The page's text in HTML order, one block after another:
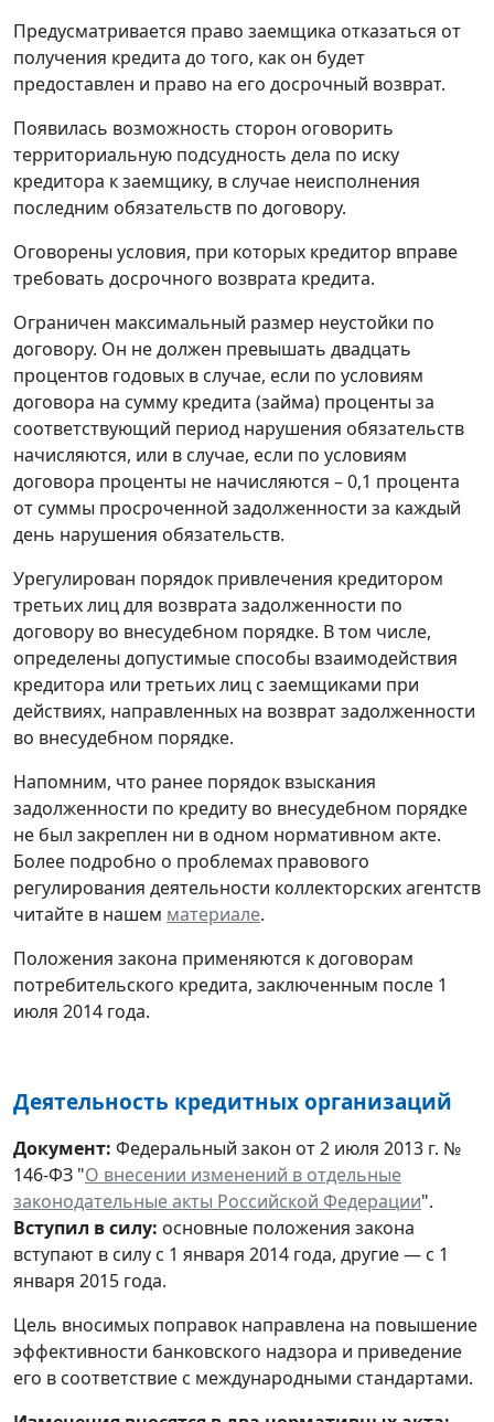
Предусматривается право заемщика отказаться от
получения кредита до того, как он будет
предоставлен и право на его досрочный возврат.
Появилась возможность сторон оговорить
территориальную подсудность дела по иску
кредитора к заемщику, в случае неисполнения
последним обязательств по договору.
Оговорены условия, при которых кредитор вправе
требовать досрочного возврата кредита.
Ограничен максимальный размер неустойки по
договору. Он не должен превышать двадцать
процентов годовых в случае, если по условиям
договора на сумму кредита (займа) проценты за
соответствующий период нарушения обязательств
начисляются, или в случае, если по условиям
договора проценты не начисляются – 0,1 процента
от суммы просроченной задолженности за каждый
день нарушения обязательств.
Урегулирован порядок привлечения кредитором
третьих лиц для возврата задолженности по
договору во внесудебном порядке. В том числе,
определены допустимые способы взаимодействия
кредитора или третьих лиц с заемщиками при
действиях, направленных на возврат задолженности
во внесудебном порядке.
Напомним, что ранее порядок взыскания
задолженности по кредиту во внесудебном порядке
не был закреплен ни в одном нормативном акте.
Более подробно о проблемах правового
регулирования деятельности коллекторских агентств
читайте в нашем материале.
Положения закона применяются к договорам
потребительского кредита, заключенным после 1
июля 2014 года.
Деятельность кредитных организаций
Документ: Федеральный закон от 2 июля 2013 г. №
146-ФЗ "О внесении изменений в отдельные
законодательные акты Российской Федерации".
Вступил в силу: основные положения закона
вступают в силу с 1 января 2014 года, другие — с 1
января 2015 года.
Цель вносимых поправок направлена на повышение
эффективности банковского надзора и приведение
его в соответствие с международными стандартами.